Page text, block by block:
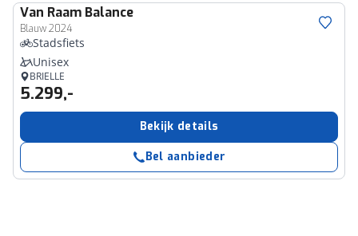
Van Raam Balance
Blauw 2024
Stadsfiets
Unisex
BRIELLE
5.299,-
Bekijk details
Bel aanbieder